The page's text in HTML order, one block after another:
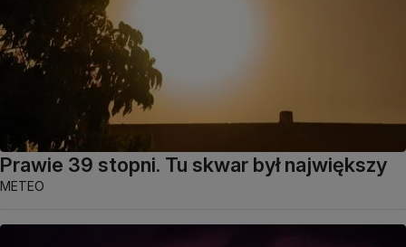
Prawie 39 stopni. Tu skwar był największy
METEO